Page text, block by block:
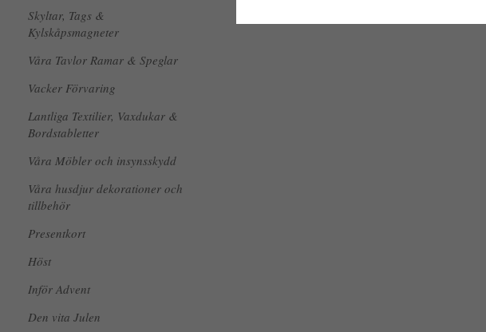
Skyltar, Tags &
Kylskåpsmagneter
Våra Tavlor Ramar & Speglar
Vacker Förvaring
Lantliga Textilier, Vaxdukar &
Bordstabletter
Våra Möbler och insynsskydd
Våra husdjur dekorationer och
tillbehör
Presentkort
Höst
Inför Advent
Den vita Julen